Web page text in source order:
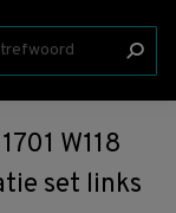
W118
set links